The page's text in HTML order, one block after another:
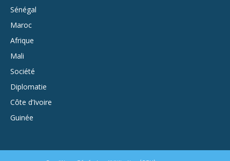
Sénégal
Maroc
Afrique
Mali
Société
Diplomatie
Côte d’Ivoire
Guinée